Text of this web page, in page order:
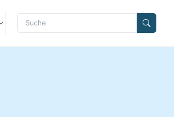
Label